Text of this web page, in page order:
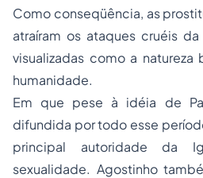
Como conseqüência, as
atraíram os ataques cruéis
visualizadas como a natureza
humanidade.
Em que pese à idéia de
difundida por todo esse
principal autoridade da
sexualidade. Agostinho